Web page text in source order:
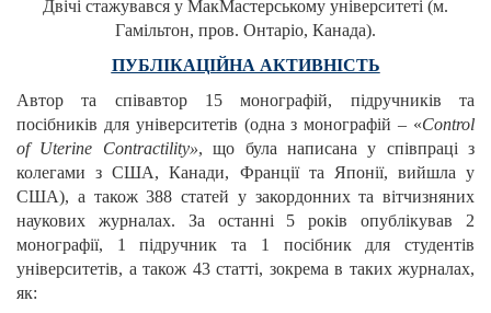
Двічі стажувався у МакМастерському університеті (м.
Гамільтон, пров. Онтаріо, Канада).
ПУБЛІКАЦІЙНА АКТИВНІСТЬ
Автор та співавтор 15 монографій, підручників та
посібників для університетів (одна з монографій – «Control
of Uterine Contractility», що була написана у співпраці з
колегами з США, Канади, Франції та Японії, вийшла у
США), а також 388 статей у закордонних та вітчизняних
наукових журналах. За останні 5 років опублікував 2
монографії, 1 підручник та 1 посібник для студентів
університетів, а також 43 статті, зокрема в таких журналах,
як: